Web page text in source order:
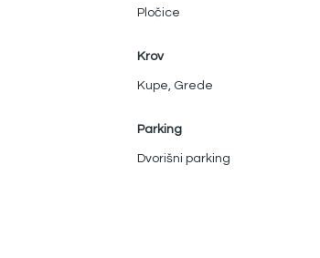
Pločice
Krov
Kupe, Grede
Parking
Dvorišni parking